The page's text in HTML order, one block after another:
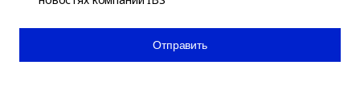
Отправить